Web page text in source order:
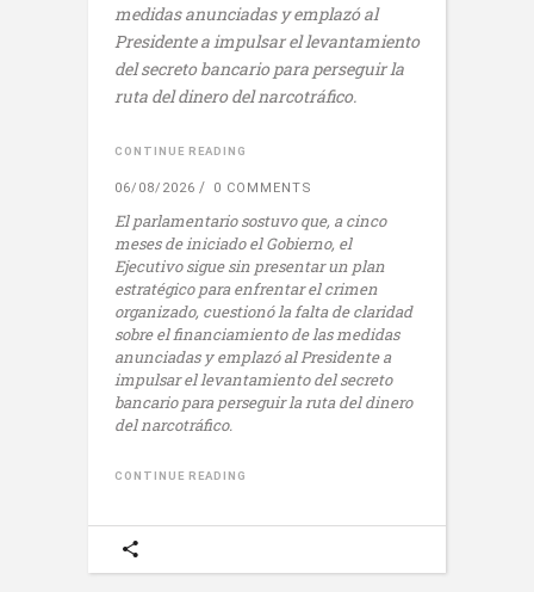
medidas anunciadas y emplazó al
Presidente a impulsar el levantamiento
del secreto bancario para perseguir la
ruta del dinero del narcotráfico.
CONTINUE READING
06/08/2026 0 COMMENTS
El parlamentario sostuvo que, a cinco
meses de iniciado el Gobierno, el
Ejecutivo sigue sin presentar un plan
estratégico para enfrentar el crimen
organizado, cuestionó la falta de claridad
sobre el financiamiento de las medidas
anunciadas y emplazó al Presidente a
impulsar el levantamiento del secreto
bancario para perseguir la ruta del dinero
del narcotráfico.
CONTINUE READING